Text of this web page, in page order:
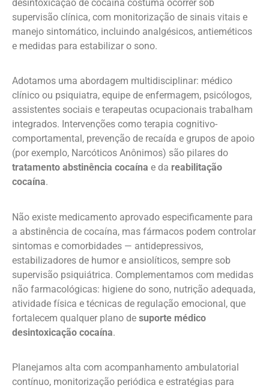
desintoxicação de cocaína costuma ocorrer sob
supervisão clínica, com monitorização de sinais vitais e
manejo sintomático, incluindo analgésicos, antieméticos
e medidas para estabilizar o sono.
Adotamos uma abordagem multidisciplinar: médico
clínico ou psiquiatra, equipe de enfermagem, psicólogos,
assistentes sociais e terapeutas ocupacionais trabalham
integrados. Intervenções como terapia cognitivo-
comportamental, prevenção de recaída e grupos de apoio
(por exemplo, Narcóticos Anônimos) são pilares do
tratamento abstinência cocaína e da reabilitação
cocaína.
Não existe medicamento aprovado especificamente para
a abstinência de cocaína, mas fármacos podem controlar
sintomas e comorbidades — antidepressivos,
estabilizadores de humor e ansiolíticos, sempre sob
supervisão psiquiátrica. Complementamos com medidas
não farmacológicas: higiene do sono, nutrição adequada,
atividade física e técnicas de regulação emocional, que
fortalecem qualquer plano de suporte médico
desintoxicação cocaína.
Planejamos alta com acompanhamento ambulatorial
contínuo, monitorização periódica e estratégias para